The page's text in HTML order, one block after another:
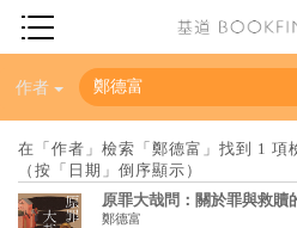
神學／教義
聖經
信仰入門
作者
在「作者」檢索「鄭德富」找到 1 項
（按「日期」倒序顯示）
原罪大哉問：關於罪與救贖
鄭德富